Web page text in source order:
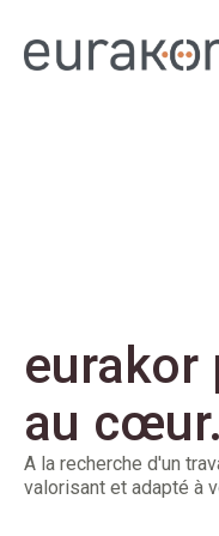
eurakor
au cœur.
A la recherche d'un
valorisant et adapté à